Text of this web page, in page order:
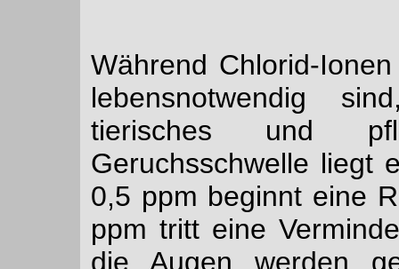
Während Chlorid-
lebensnotwendig
tierisches und
Geruchsschwelle liegt
0,5 ppm beginnt eine
ppm tritt eine
die Augen werden